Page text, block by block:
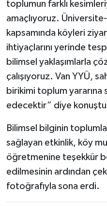
toplumun farklı
amaçlıyoruz.
kapsamında köyleri
ihtiyaçlarını yerinde
bilimsel yaklaşımlarla
çalışıyoruz. Van YYÜ,
birikimi toplum yararına
edecektir” diye
Bilimsel bilginin toplumla
sağlayan etkinlik, köy
öğretmenine teşekkür
edilmesinin ardından
fotoğrafıyla sona erdi.